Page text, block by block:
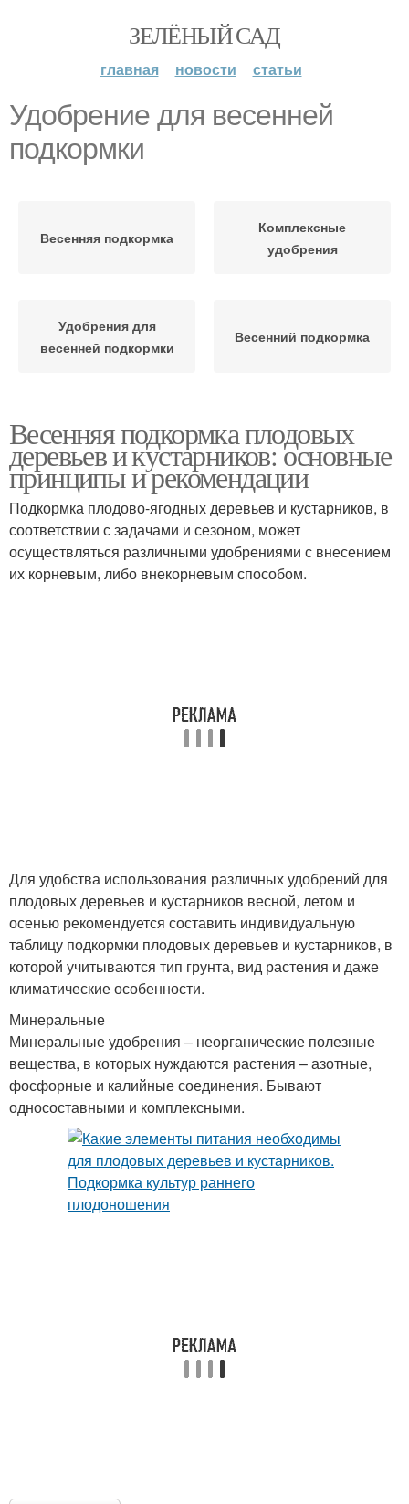
ЗЕЛЁНЫЙ САД
главная новости статьи
Удобрение для весенней
подкормки
Весенняя подкормка
Комплексные
удобрения
Удобрения для
весенней подкормки
Весенний подкормка
Весенняя подкормка плодовых
деревьев и кустарников: основные
принципы и рекомендации
Подкормка плодово-ягодных деревьев и кустарников, в
соответствии с задачами и сезоном, может
осуществляться различными удобрениями с внесением
их корневым, либо внекорневым способом.
Для удобства использования различных удобрений для
плодовых деревьев и кустарников весной, летом и
осенью рекомендуется составить индивидуальную
таблицу подкормки плодовых деревьев и кустарников, в
которой учитываются тип грунта, вид растения и даже
климатические особенности.
Минеральные
Минеральные удобрения – неорганические полезные
вещества, в которых нуждаются растения – азотные,
фосфорные и калийные соединения. Бывают
односоставными и комплексными.